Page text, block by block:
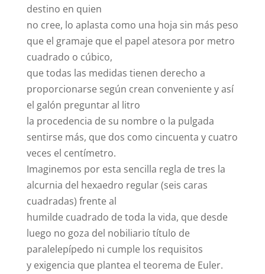
destino en quien
no cree, lo aplasta como una hoja sin más peso
que el gramaje que el papel atesora por metro
cuadrado o cúbico,
que todas las medidas tienen derecho a
proporcionarse según crean conveniente y así
el galón preguntar al litro
la procedencia de su nombre o la pulgada
sentirse más, que dos como cincuenta y cuatro
veces el centímetro.
Imaginemos por esta sencilla regla de tres la
alcurnia del hexaedro regular (seis caras
cuadradas) frente al
humilde cuadrado de toda la vida, que desde
luego no goza del nobiliario título de
paralelepípedo ni cumple los requisitos
y exigencia que plantea el teorema de Euler.